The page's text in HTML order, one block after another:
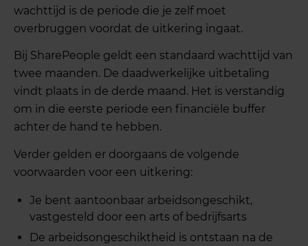
wachttijd is de periode die je zelf moet
overbruggen voordat de uitkering ingaat.
Bij SharePeople geldt een standaard wachttijd van
twee maanden. De daadwerkelijke uitbetaling
vindt plaats in de derde maand. Het is verstandig
om in die eerste periode een financiële buffer
achter de hand te hebben.
Verder gelden er doorgaans de volgende
voorwaarden voor een uitkering:
Je bent aantoonbaar arbeidsongeschikt,
vastgesteld door een arts of bedrijfsarts
De arbeidsongeschiktheid is ontstaan na de